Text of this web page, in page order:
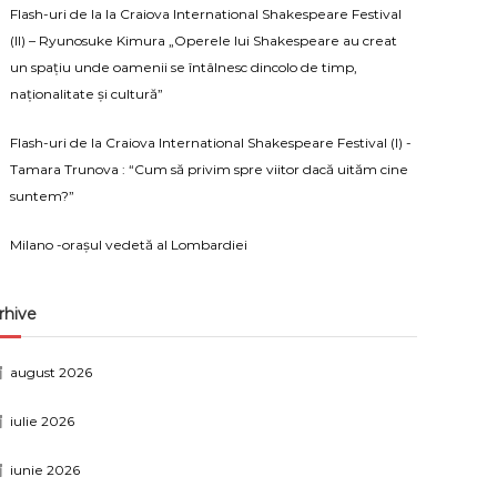
Flash-uri de la la Craiova International Shakespeare Festival
(II) – Ryunosuke Kimura „Operele lui Shakespeare au creat
un spațiu unde oamenii se întâlnesc dincolo de timp,
naționalitate și cultură”
Flash-uri de la Craiova International Shakespeare Festival (I) -
Tamara Trunova : “Cum să privim spre viitor dacă uităm cine
suntem?”
Milano -orașul vedetă al Lombardiei
august 2026
iulie 2026
iunie 2026